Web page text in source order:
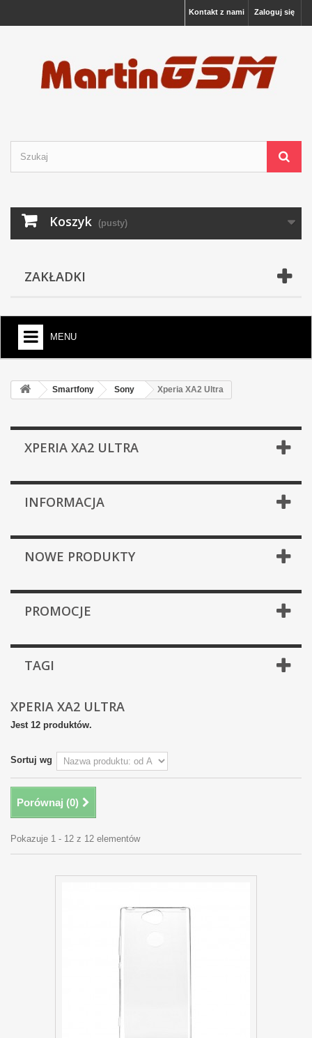
Zaloguj się
Kontakt z nami
Koszyk (pusty)
ZAKŁADKI
MENU
Smartfony Sony Xperia XA2 Ultra
XPERIA XA2 ULTRA
INFORMACJA
NOWE PRODUKTY
PROMOCJE
TAGI
XPERIA XA2 ULTRA
Jest 12 produktów.
Sortuj wg
Porównaj (0)
Pokazuje 1 - 12 z 12 elementów